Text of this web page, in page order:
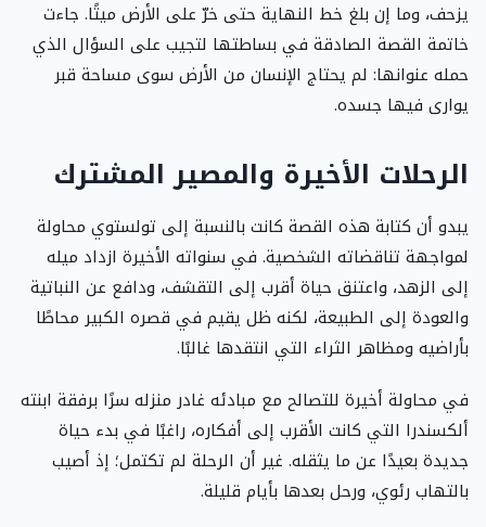
يزحف، وما إن بلغ خط النهاية حتى خرّ على الأرض ميتًا. جاءت
خاتمة القصة الصادقة في بساطتها لتجيب على السؤال الذي
حمله عنوانها: لم يحتاج الإنسان من الأرض سوى مساحة قبر
يوارى فيها جسده.
الرحلات الأخيرة والمصير المشترك
يبدو أن كتابة هذه القصة كانت بالنسبة إلى تولستوي محاولة
لمواجهة تناقضاته الشخصية. في سنواته الأخيرة ازداد ميله
إلى الزهد، واعتنق حياة أقرب إلى التقشف، ودافع عن النباتية
والعودة إلى الطبيعة، لكنه ظل يقيم في قصره الكبير محاطًا
بأراضيه ومظاهر الثراء التي انتقدها غالبًا.
في محاولة أخيرة للتصالح مع مبادئه غادر منزله سرًا برفقة ابنته
ألكسندرا التي كانت الأقرب إلى أفكاره، راغبًا في بدء حياة
جديدة بعيدًا عن ما يثقله. غير أن الرحلة لم تكتمل؛ إذ أصيب
بالتهاب رئوي، ورحل بعدها بأيام قليلة.